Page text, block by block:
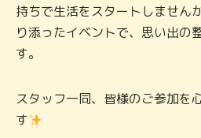
持ちで生活をスタートしません
り添ったイベントで、思い出の
す。
スタッフ一同、皆様のご参加を
す